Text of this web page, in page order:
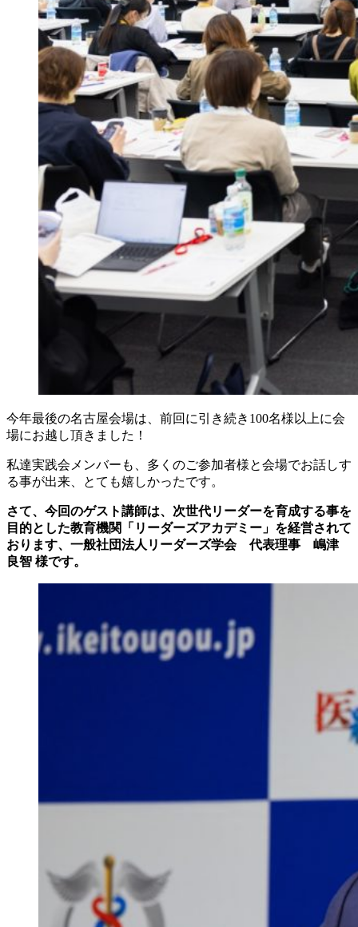
今年最後の名古屋会場は、前回に引き続き100名様以上に会
場にお越し頂きました！
私達実践会メンバーも、多くのご参加者様と会場でお話しす
る事が出来、とても嬉しかったです。
さて、 今回のゲスト講師は、次世代リーダーを育成する事を
目的とした教育機関「リーダーズアカデミー」を経営されて
おります、一般社団法人リーダーズ学会 代表理事 嶋津
良智 様です。